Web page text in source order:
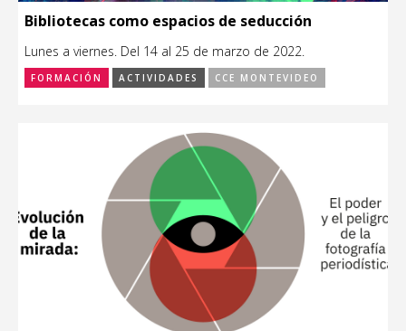
Bibliotecas como espacios de seducción
Lunes a viernes. Del 14 al 25 de marzo de 2022.
FORMACIÓN ACTIVIDADES CCE MONTEVIDEO